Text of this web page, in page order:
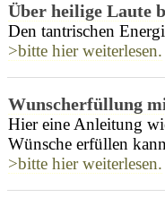
Über heilige Laute
Den tantrischen
>bitte hier weiterlesen.
Wunscherfüllung
Hier eine Anleitung
Wünsche erfüllen
>bitte hier weiterlesen.